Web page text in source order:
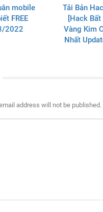
mobile
FREE
2022
Tải Bản
[Hack
Vàng Kim
Nhất
address will not be published.